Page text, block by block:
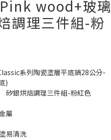
wood+玻璃
調理三件組-粉
)
NF-C035-BTS001-PINK	矽銀烘焙調理三件組-粉紅色
屬
易清洗